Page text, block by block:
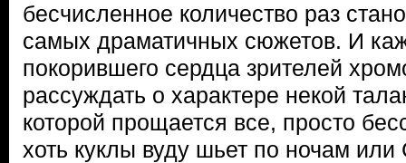
бесчисленное количество раз
самых драматичных сюжетов. И
покорившего сердца зрителей
рассуждать о характере некой
которой прощается все, просто
хоть куклы вуду шьет по ночам или